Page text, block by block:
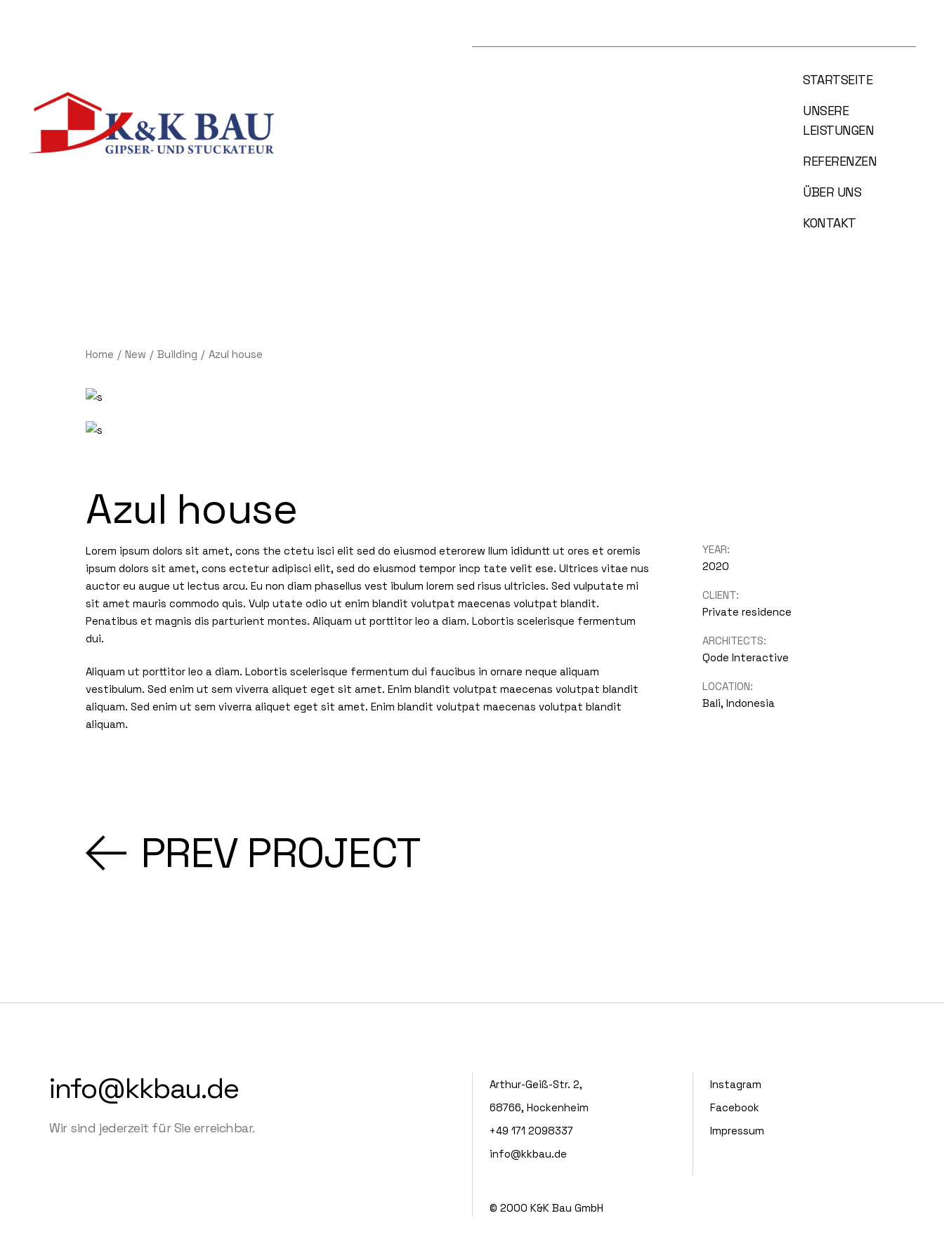
STARTSEITE
UNSERE
LEISTUNGEN
REFERENZEN
ÜBER UNS
KONTAKT
Home New Building Azul house
Azul house
Lorem ipsum dolors sit amet, cons the ctetu isci elit sed do eiusmod eterorew llum ididuntt ut ores et oremis
ipsum dolors sit amet, cons ectetur adipisci elit, sed do eiusmod tempor incp tate velit ese. Ultrices vitae nus
auctor eu augue ut lectus arcu. Eu non diam phasellus vest ibulum lorem sed risus ultricies. Sed vulputate mi
sit amet mauris commodo quis. Vulp utate odio ut enim blandit volutpat maecenas volutpat blandit.
Penatibus et magnis dis parturient montes. Aliquam ut porttitor leo a diam. Lobortis scelerisque fermentum
dui.
Aliquam ut porttitor leo a diam. Lobortis scelerisque fermentum dui faucibus in ornare neque aliquam
vestibulum. Sed enim ut sem viverra aliquet eget sit amet. Enim blandit volutpat maecenas volutpat blandit
aliquam. Sed enim ut sem viverra aliquet eget sit amet. Enim blandit volutpat maecenas volutpat blandit
aliquam.
YEAR:
2020
CLIENT:
Private residence
ARCHITECTS:
Qode Interactive
LOCATION:
Bali, Indonesia
PREV PROJECT
info@kkbau.de
Wir sind jederzeit für Sie erreichbar.
Arthur-Geiß-Str. 2,
68766, Hockenheim
+49 171 2098337
info@kkbau.de
© 2000 K&K Bau GmbH
Instagram
Facebook
Impressum